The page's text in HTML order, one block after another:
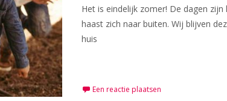
Het is eindelijk zomer! De dagen
haast zich naar buiten. Wij blijven
huis
Een reactie plaatsen